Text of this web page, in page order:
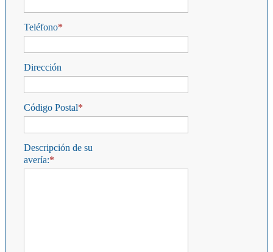
Teléfono
Dirección
Código Postal
Descripción de su
avería: